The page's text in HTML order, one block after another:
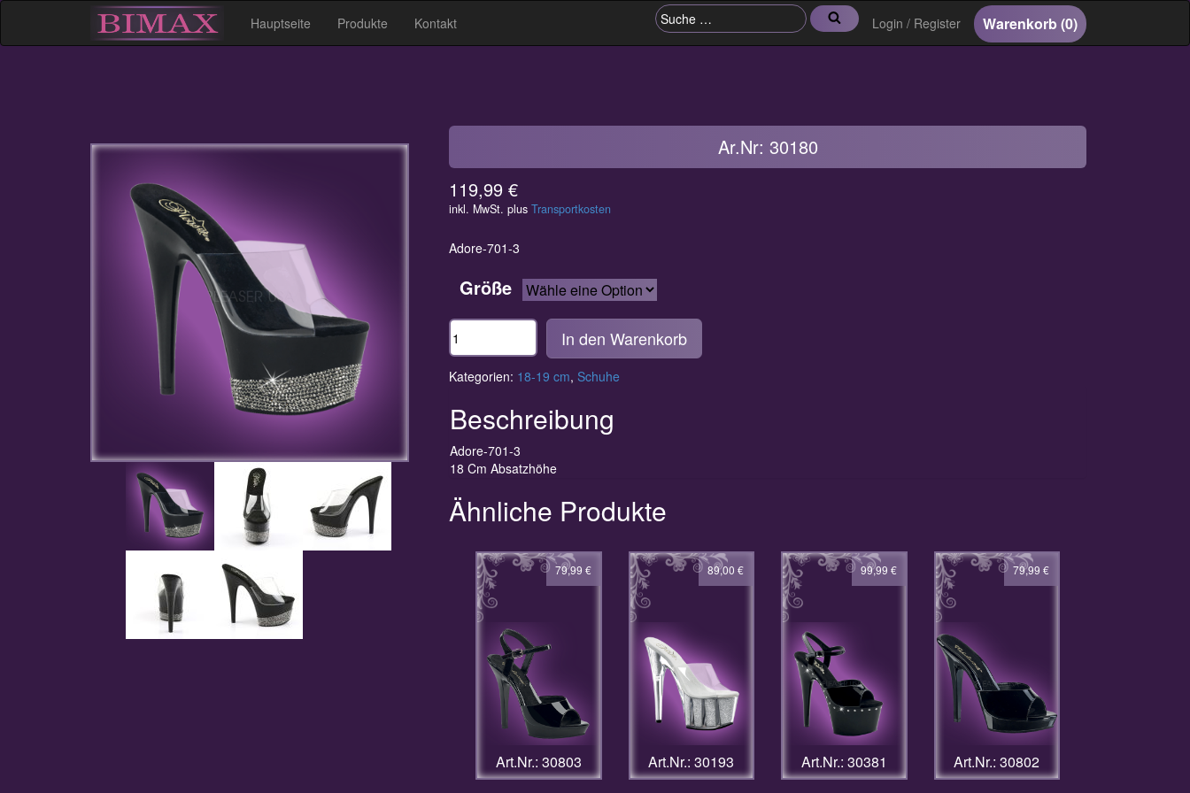
Hauptseite Produkte Kontakt Suche nach: SucheLogin / Register Warenkorb(0)
Ar.Nr: 30180
119,99 €
inkl. MwSt. plus Transportkosten
Adore-701-3
Größe
Anzahl In den Warenkorb
Kategorien: 18-19 cm, Schuhe
Beschreibung
Adore-701-3
18 Cm Absatzhöhe
Ähnliche Produkte
Art.Nr.: 30803
79,99 €
Art.Nr.: 30193
89,00 €
Art.Nr.: 30381
99,99 €
Art.Nr.: 30802
79,99 €